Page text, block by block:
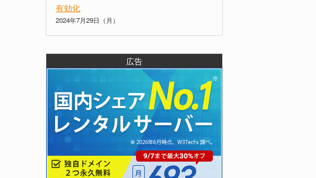
有効化
2024年7月29日（月）
広告